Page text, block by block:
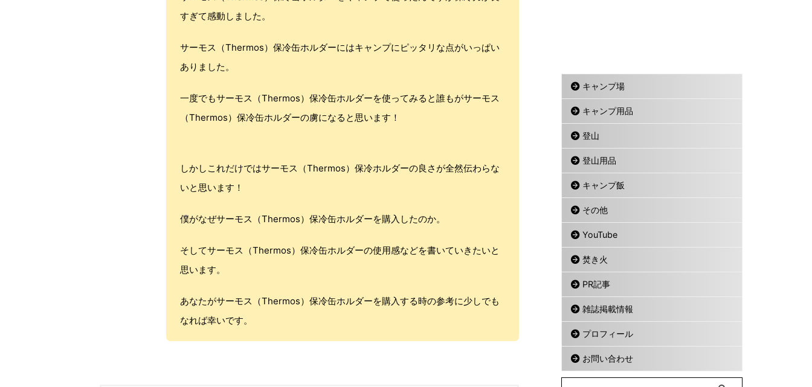
すぎて感動しました。
サーモス（Thermos）保冷缶ホルダーにはキャンプにピッタリな点がいっぱい
ありました。
一度でもサーモス（Thermos）保冷缶ホルダーを使ってみると誰もがサーモス
（Thermos）保冷缶ホルダーの虜になると思います！
しかしこれだけではサーモス（Thermos）保冷ホルダーの良さが全然伝わらな
いと思います！
僕がなぜサーモス（Thermos）保冷缶ホルダーを購入したのか。
そしてサーモス（Thermos）保冷缶ホルダーの使用感などを書いていきたいと
思います。
あなたがサーモス（Thermos）保冷缶ホルダーを購入する時の参考に少しでも
なれば幸いです。
キャンプ場
キャンプ用品
登山
登山用品
キャンプ飯
その他
YouTube
焚き火
PR記事
雑誌掲載情報
プロフィール
お問い合わせ